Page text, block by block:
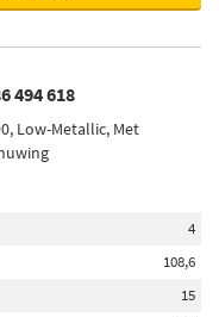
494 618
Low-Metallic, Met
4
108,6
15